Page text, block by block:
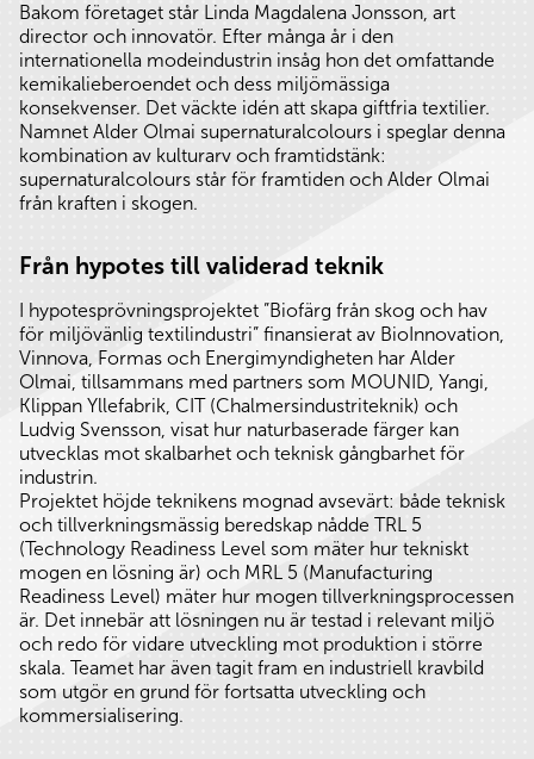
Bakom företaget står Linda Magdalena Jonsson, art
director och innovatör. Efter många år i den
internationella modeindustrin insåg hon det omfattande
kemikalieberoendet och dess miljömässiga
konsekvenser. Det väckte idén att skapa giftfria textilier.
Namnet Alder Olmai supernaturalcolours i speglar denna
kombination av kulturarv och framtidstänk:
supernaturalcolours står för framtiden och Alder Olmai
från kraften i skogen.
Från hypotes till validerad teknik
I hypotesprövningsprojektet ”Biofärg från skog och hav
för miljövänlig textilindustri” finansierat av BioInnovation,
Vinnova, Formas och Energimyndigheten har Alder
Olmai, tillsammans med partners som MOUNID, Yangi,
Klippan Yllefabrik, CIT (Chalmersindustriteknik) och
Ludvig Svensson, visat hur naturbaserade färger kan
utvecklas mot skalbarhet och teknisk gångbarhet för
industrin.
Projektet höjde teknikens mognad avsevärt: både teknisk
och tillverkningsmässig beredskap nådde TRL 5
(Technology Readiness Level som mäter hur tekniskt
mogen en lösning är) och MRL 5 (Manufacturing
Readiness Level) mäter hur mogen tillverkningsprocessen
är. Det innebär att lösningen nu är testad i relevant miljö
och redo för vidare utveckling mot produktion i större
skala. Teamet har även tagit fram en industriell kravbild
som utgör en grund för fortsatta utveckling och
kommersialisering.